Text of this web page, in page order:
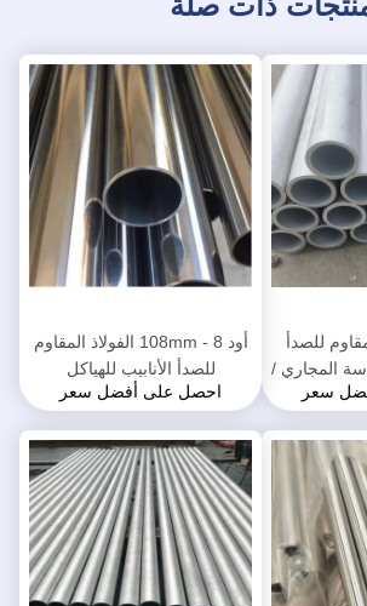
للصدأ
المجاري /
سعر
أود 8 - 108mm الفولاذ المقاوم
للصدأ الأنابيب للهياكل
الميكانيكية / بناء
احصل على أفضل سعر